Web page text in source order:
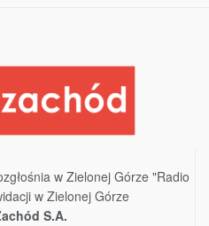
w Zielonej Górze "Radio
w Zielonej Górze
S.A.